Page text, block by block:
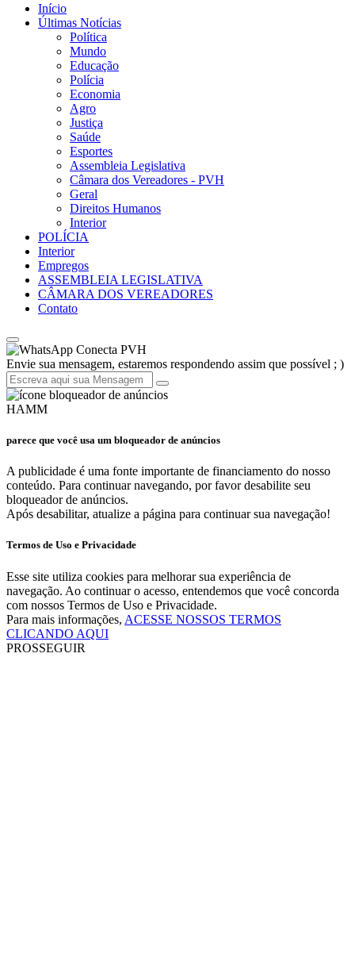
Início
Últimas Notícias
Política
Mundo
Educação
Polícia
Economia
Agro
Justiça
Saúde
Esportes
Assembleia Legislativa
Câmara dos Vereadores - PVH
Geral
Direitos Humanos
Interior
POLÍCIA
Interior
Empregos
ASSEMBLEIA LEGISLATIVA
CÂMARA DOS VEREADORES
Contato
Conecta PVH
Envie sua mensagem, estaremos respondendo assim que possível ; )
HAMM
parece que você usa um bloqueador de anúncios
A publicidade é uma fonte importante de financiamento do nosso
conteúdo. Para continuar navegando, por favor desabilite seu
bloqueador de anúncios.
Após desabilitar, atualize a página para continuar sua navegação!
Termos de Uso e Privacidade
Esse site utiliza cookies para melhorar sua experiência de
navegação. Ao continuar o acesso, entendemos que você concorda
com nossos Termos de Uso e Privacidade.
Para mais informações, ACESSE NOSSOS TERMOS
CLICANDO AQUI
PROSSEGUIR